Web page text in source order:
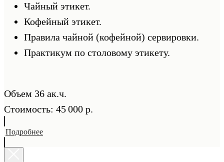
Чайный этикет.
Кофейный этикет.
Правила чайной (кофейной) сервировки.
Практикум по столовому этикету.
Объем 36 ак.ч.
Стоимость: 45 000 р.
Подробнее